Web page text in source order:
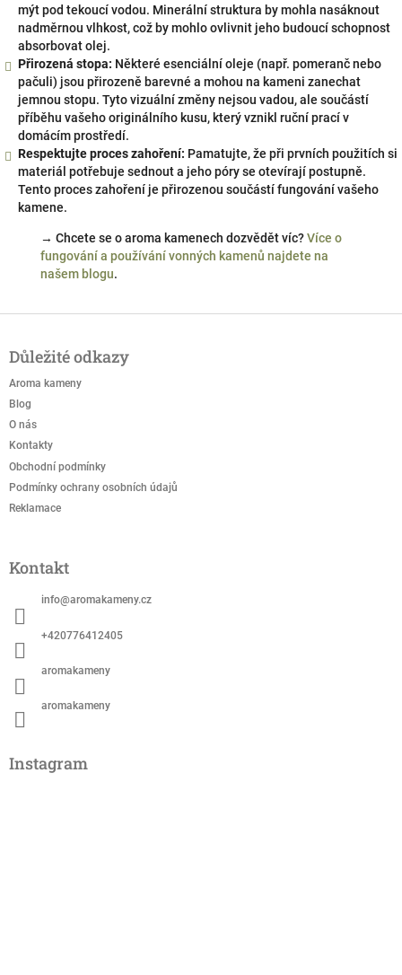
mýt pod tekoucí vodou. Minerální struktura by mohla nasáknout
nadměrnou vlhkost, což by mohlo ovlivnit jeho budoucí schopnost
absorbovat olej.
Přirozená stopa: Některé esenciální oleje (např. pomeranč nebo
pačuli) jsou přirozeně barevné a mohou na kameni zanechat
jemnou stopu. Tyto vizuální změny nejsou vadou, ale součástí
příběhu vašeho originálního kusu, který vznikl ruční prací v
domácím prostředí.
Respektujte proces zahoření: Pamatujte, že při prvních použitích si
materiál potřebuje sednout a jeho póry se otevírají postupně.
Tento proces zahoření je přirozenou součástí fungování vašeho
kamene.
→ Chcete se o aroma kamenech dozvědět víc?Více o
fungování a používání vonných kamenů najdete na
našem blogu.
pDůležité odkazy
Aroma kameny
Blog
O nás
Kontakty
Obchodní podmínky
Podmínky ochrany osobních údajů
Reklamace
Kontakt
info@aromakameny.cz
+420776412405
aromakameny
aromakameny
Instagram